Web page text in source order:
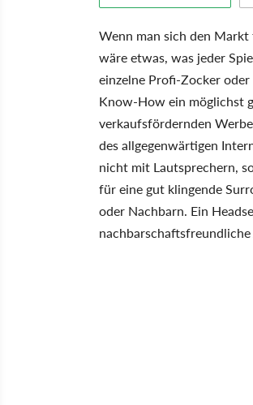
Wenn man sich den Markt
wäre etwas, was jeder
einzelne Profi-Zocker oder
Know-How ein möglichst
verkaufsfördernden
des allgegenwärtigen
nicht mit Lautsprechern,
für eine gut klingende
oder Nachbarn. Ein